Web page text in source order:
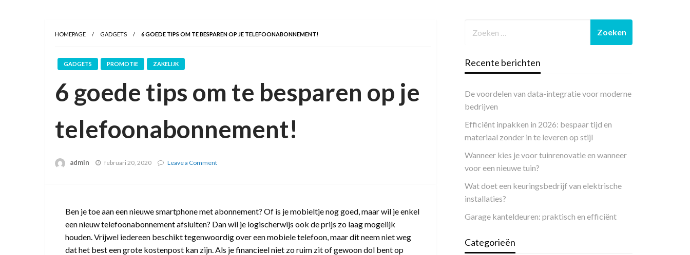
HOMEPAGE GADGETS 6 GOEDE TIPS OM TE BESPAREN OP JE TELEFOONABONNEMENT!
GADGETS PROMOTIE ZAKELIJK
6 goede tips om te besparen op je
telefoonabonnement!
admin februari 20, 2020 Leave a Comment
te
op
je
telefoonabonnement!
Ben je toe aan een nieuwe smartphone met abonnement? Of is je mobieltje nog goed, maar wil je enkel
een nieuw telefoonabonnement afsluiten? Dan wil je logischerwijs ook de prijs zo laag mogelijk
houden. Vrijwel iedereen beschikt tegenwoordig over een mobiele telefoon, maar dit neem niet weg
dat het best een grote kostenpost kan zijn. Als je financieel niet zo ruim zit of gewoon dol bent op
Recente berichten
De voordelen van data-integratie voor moderne
bedrijven
Efficiënt inpakken in 2026: bespaar tijd en
materiaal zonder in te leveren op stijl
Wanneer kies je voor tuinrenovatie en wanneer
voor een nieuwe tuin?
Wat doet een keuringsbedrijf van elektrische
installaties?
Garage kanteldeuren: praktisch en efficiënt
Categorieën